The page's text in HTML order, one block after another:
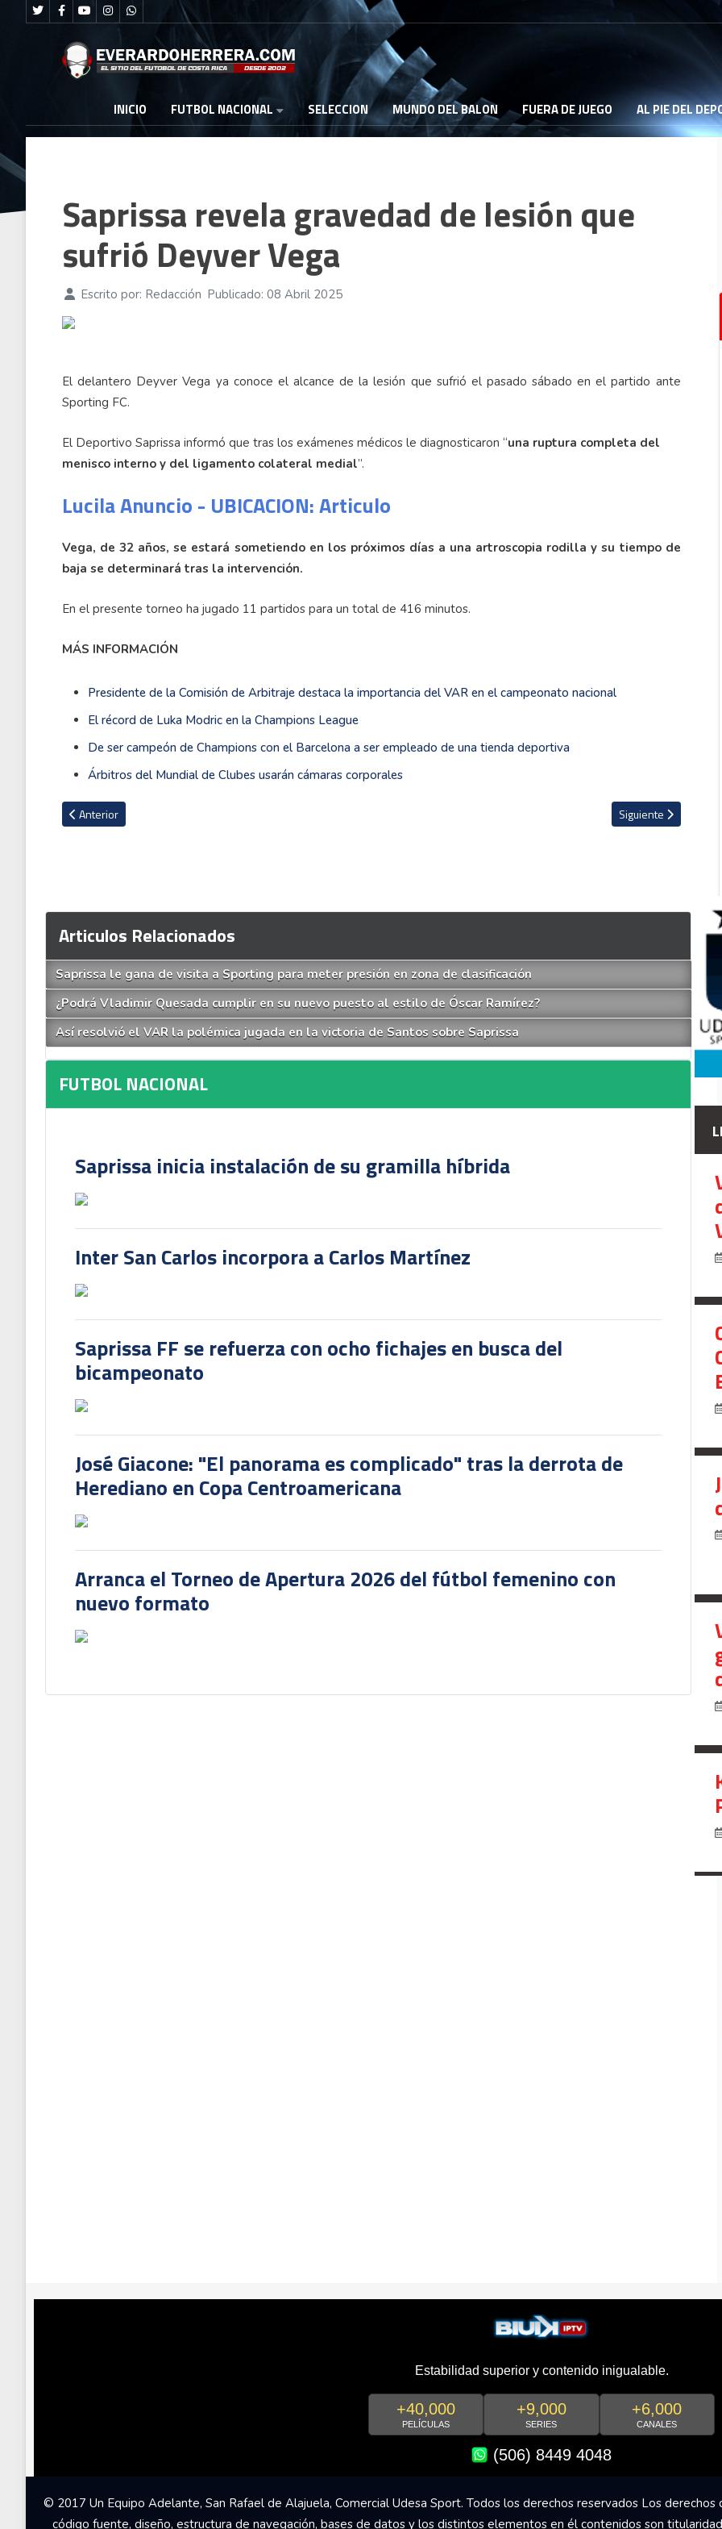
INICIO FUTBOL NACIONAL SELECCION MUNDO DEL BALON FUERA DE JUEGO AL PIE DEL
Saprissa revela gravedad de lesión que
sufrió Deyver Vega
Escrito por: Redacción Publicado: 08 Abril 2025
El delantero Deyver Vega ya conoce el alcance de la lesión que sufrió el pasado sábado en el partido ante
Sporting FC.
El Deportivo Saprissa informó que tras los exámenes médicos le diagnosticaron “una ruptura completa del
menisco interno y del ligamento colateral medial”.
Lucila Anuncio - UBICACION: Articulo
Vega, de 32 años, se estará sometiendo en los próximos días a una artroscopia rodilla y su tiempo de
baja se determinará tras la intervención.
En el presente torneo ha jugado 11 partidos para un total de 416 minutos.
MÁS INFORMACIÓN
Presidente de la Comisión de Arbitraje destaca la importancia del VAR en el campeonato nacional
El récord de Luka Modric en la Champions League
De ser campeón de Champions con el Barcelona a ser empleado de una tienda deportiva
Árbitros del Mundial de Clubes usarán cámaras corporales
Artículo anterior: Ex jugador de la Liga protagonizó altercado con un camarógrafo en Honduras (VIDEO)
Anterior Artículo siguiente:
Siguiente
Articulos Relacionados
Saprissa le gana de visita a Sporting para meter presión en zona de clasificación
¿Podrá Vladimir Quesada cumplir en su nuevo puesto al estilo de Óscar Ramírez?
Así resolvió el VAR la polémica jugada en la victoria de Santos sobre Saprissa
FUTBOL NACIONAL
Saprissa inicia instalación de su gramilla híbrida
Inter San Carlos incorpora a Carlos Martínez
Saprissa FF se refuerza con ocho fichajes en busca del
bicampeonato
José Giacone: "El panorama es complicado" tras la derrota de
Herediano en Copa Centroamericana
Arranca el Torneo de Apertura 2026 del fútbol femenino con
nuevo formato
Estabilidad superior y contenido inigualable.
+40,000
PELÍCULAS
+9,000
SERIES
+6,000
CANALES
(506) 8449 4048
© 2017 Un Equipo Adelante, San Rafael de Alajuela, Comercial Udesa Sport. Todos los derechos reservados Los
código fuente, diseño, estructura de navegación, bases de datos y los distintos elementos en él contenidos son